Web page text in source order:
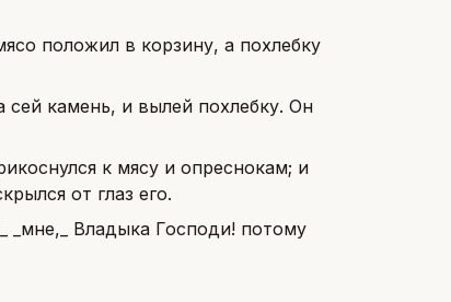
положил в корзину, а похлебку
камень, и вылей похлебку. Он
к мясу и опреснокам; и
от глаз его.
_мне,_ Владыка Господи! потому